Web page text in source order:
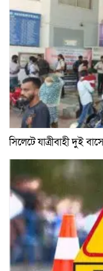
সিলেটে যাত্রীবাহী দুই